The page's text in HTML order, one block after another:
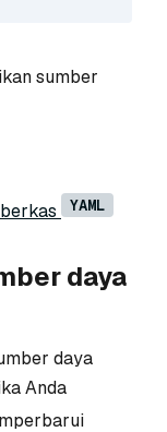
sumber
YAML
daya
daya
Anda